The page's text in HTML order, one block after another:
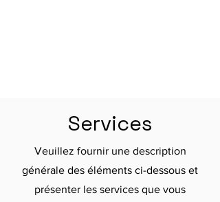
Services
Veuillez fournir une description
générale des éléments ci-dessous et
présenter les services que vous